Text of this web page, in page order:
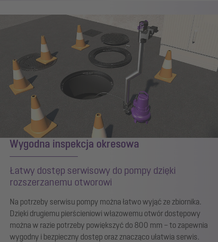
Wygodna inspekcja okresowa
Łatwy dostęp serwisowy do pompy dzięki
rozszerzanemu otworowi
Na potrzeby serwisu pompy można łatwo wyjąć ze zbiornika.
Dzięki drugiemu pierścieniowi włazowemu otwór dostępowy
można w razie potrzeby powiększyć do 800 mm – to zapewnia
wygodny i bezpieczny dostęp oraz znacząco ułatwia serwis.